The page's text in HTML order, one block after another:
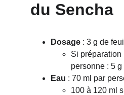
du Sencha
Dosage : 3 g de
Si
personne : 5 g
Eau : 70 ml par
100 à 120 ml